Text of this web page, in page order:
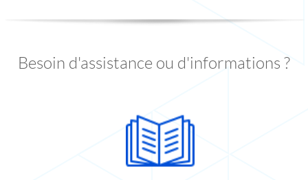
Besoin d'assistance ou d'informations ?